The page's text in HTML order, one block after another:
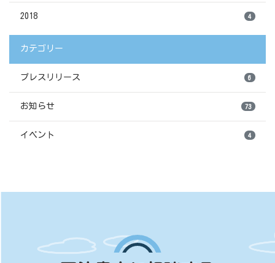
2018 4
カテゴリー
プレスリリース 6
お知らせ 73
イベント 4